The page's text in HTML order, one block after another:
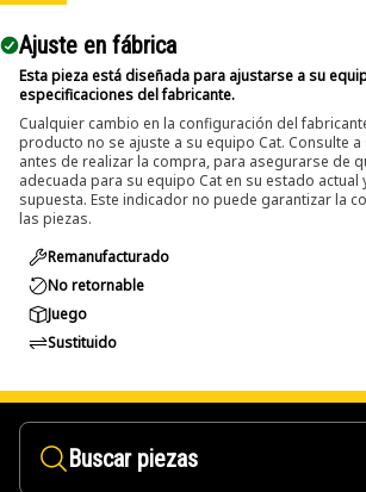
The Pin Driver is used during
activities where large pins and bolts
assemblies and applied directly to the
out using controlled force.
Ajuste en fábrica
Esta pieza está diseñada para ajustarse a su
especificaciones del fabricante.
Cualquier cambio en la configuración del
producto no se ajuste a su equipo Cat. Consulte
antes de realizar la compra, para asegurarse de
adecuada para su equipo Cat en su estado actual
supuesta. Este indicador no puede garantizar la
las piezas.
Remanufacturado
No retornable
Juego
Sustituido
Buscar piezas